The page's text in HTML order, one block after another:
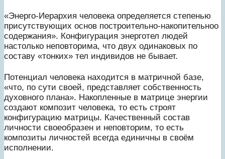
«Энерго-Иерархия человека определяется степенью
присутствующих основ построительно-накопительноо
содержания». Конфигурация энерготел людей
настолько неповторима, что двух одинаковых по
составу «тонких» тел индивидов не бывает.
Потенциал человека находится в матричной базе,
«что, по сути своей, представляет собственность
духовного плана». Накопленные в матрице энергии
создают композит человека, то есть строят
конфигурацию матрицы. Качественный состав
личности своеобразен и неповторим, то есть
композиты личностей всегда единичны в своём
исполнении.